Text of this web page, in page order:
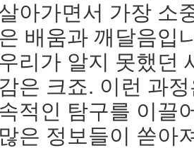
아가면서 가장 소
은 배움과 깨달음입
우리가 알지 못했던
감은 크죠. 이런 과
속적인 탐구를 이끌
많은 정보들이 쏟아